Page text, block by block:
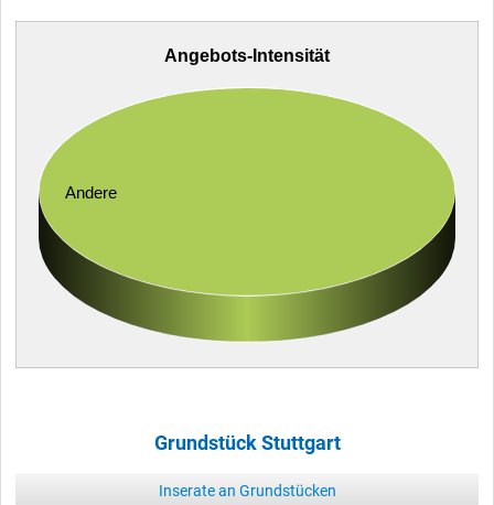
Angebots-Intensität
Andere
Grundstück Stuttgart
Inserate an Grundstücken